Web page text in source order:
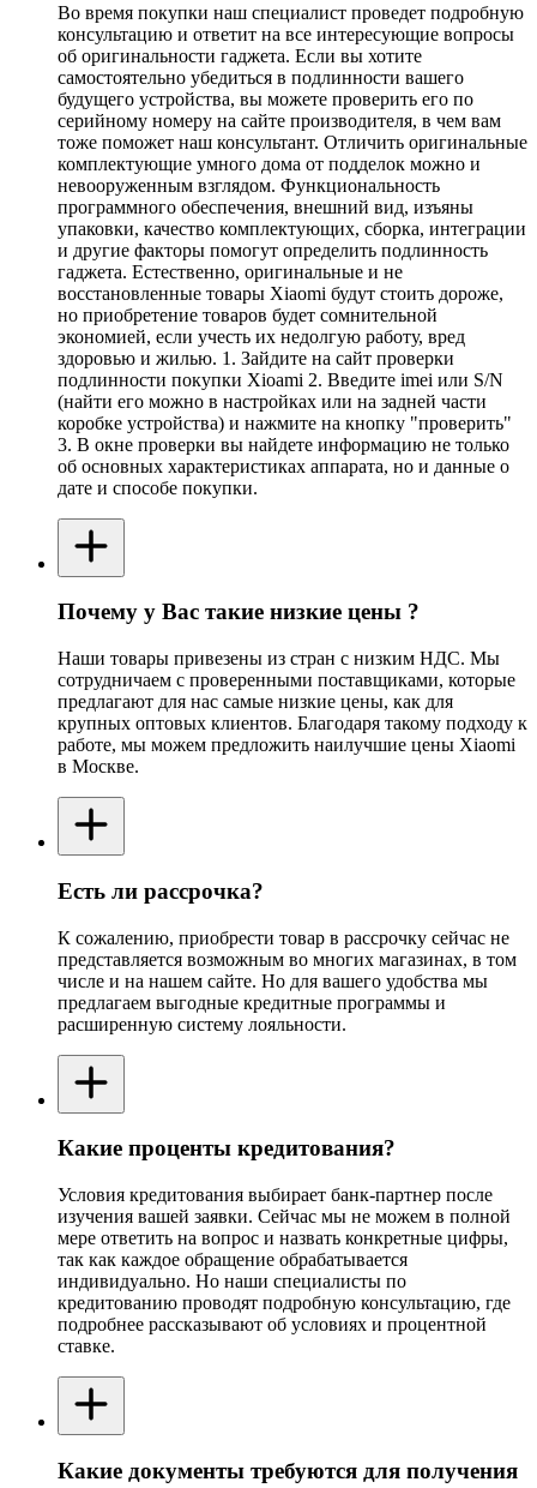
Во время покупки наш специалист проведет подробную
консультацию и ответит на все интересующие вопросы
об оригинальности гаджета. Если вы хотите
самостоятельно убедиться в подлинности вашего
будущего устройства, вы можете проверить его по
серийному номеру на сайте производителя, в чем вам
тоже поможет наш консультант. Отличить оригинальные
комплектующие умного дома от подделок можно и
невооруженным взглядом. Функциональность
программного обеспечения, внешний вид, изъяны
упаковки, качество комплектующих, сборка, интеграции
и другие факторы помогут определить подлинность
гаджета. Естественно, оригинальные и не
восстановленные товары Xiaomi будут стоить дороже,
но приобретение товаров будет сомнительной
экономией, если учесть их недолгую работу, вред
здоровью и жилью. 1. Зайдите на сайт проверки
подлинности покупки Xioami 2. Введите imei или S/N
(найти его можно в настройках или на задней части
коробке устройства) и нажмите на кнопку "проверить"
3. В окне проверки вы найдете информацию не только
об основных характеристиках аппарата, но и данные о
дате и способе покупки.
Почему у Вас такие низкие цены ?
Наши товары привезены из стран с низким НДС. Мы
сотрудничаем с проверенными поставщиками, которые
предлагают для нас самые низкие цены, как для
крупных оптовых клиентов. Благодаря такому подходу к
работе, мы можем предложить наилучшие цены Xiaomi
в Москве.
Есть ли рассрочка?
К сожалению, приобрести товар в рассрочку сейчас не
представляется возможным во многих магазинах, в том
числе и на нашем сайте. Но для вашего удобства мы
предлагаем выгодные кредитные программы и
расширенную систему лояльности.
Какие проценты кредитования?
Условия кредитования выбирает банк-партнер после
изучения вашей заявки. Сейчас мы не можем в полной
мере ответить на вопрос и назвать конкретные цифры,
так как каждое обращение обрабатывается
индивидуально. Но наши специалисты по
кредитованию проводят подробную консультацию, где
подробнее рассказывают об условиях и процентной
ставке.
Какие документы требуются для получения